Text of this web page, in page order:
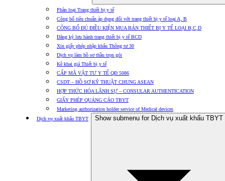
Phân loại Trang thiết bị y tế
Công bố tiêu chuẩn áp dụng đối với trang thiết bị y tế loại A, B
CÔNG BỐ ĐỦ ĐIỀU KIỆN MUA BÁN THIẾT BỊ Y TẾ LOẠI B,C,D
Đăng ký lưu hành trang thiết bị y tế BCD
Xin giấy phép nhập khẩu Thông tư 30
Dịch vụ làm hồ sơ thầu trọn gói
Kê khai giá Thiết bị y tế
CẤP MÃ VẬT TƯ Y TẾ QĐ 5086
CSDT – HỒ SƠ KỸ THUẬT CHUNG ASEAN
HỢP THỨC HÓA LÃNH SỰ – CONSULAR AUTHENTICATION
GIẤY PHÉP QUẢNG CÁO TBYT
Marketing authorization holder service of Medical devices
Dịch vụ xuất khẩu TBYT
Show submenu for Dịch vụ xuất khẩu TBYT